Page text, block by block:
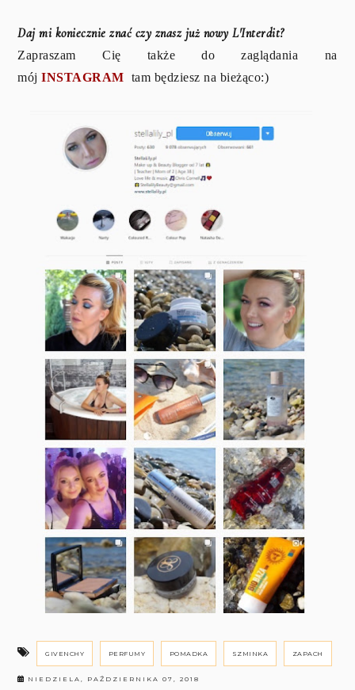
Daj mi koniecznie znać czy znasz już nowy L'Interdit?
Zapraszam Cię także do zaglądania na
mójINSTAGRAM tam będziesz na bieżąco:)
GIVENCHY PERFUMY POMADKA SZMINKA ZAPACH
NIEDZIELA, PAŹDZIERNIKA 07, 2018